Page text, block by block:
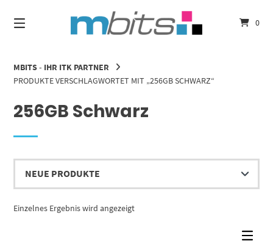
zum
Inhalt
0
MBITS - IHR ITK PARTNER
PRODUKTE VERSCHLAGWORTET MIT „256GB SCHWARZ“
256GB Schwarz
Einzelnes Ergebnis wird angezeigt